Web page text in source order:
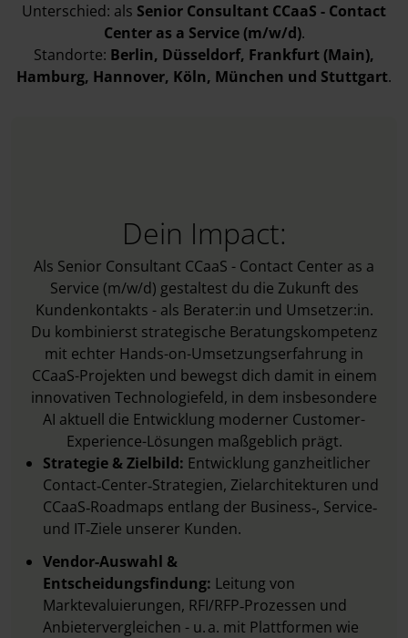
Unterschied: als Senior Consultant CCaaS - Contact
Center as a Service (m/w/d).
Standorte: Berlin, Düsseldorf, Frankfurt (Main),
Hamburg, Hannover, Köln, München und Stuttgart.
Dein Impact:
Als Senior Consultant CCaaS - Contact Center as a
Service (m/w/d) gestaltest du die Zukunft des
Kundenkontakts - als Berater:in und Umsetzer:in.
Du kombinierst strategische Beratungskompetenz
mit echter Hands-on-Umsetzungserfahrung in
CCaaS-Projekten und bewegst dich damit in einem
innovativen Technologiefeld, in dem insbesondere
AI aktuell die Entwicklung moderner Customer-
Experience-Lösungen maßgeblich prägt.
Strategie & Zielbild: Entwicklung ganzheitlicher
Contact‑Center‑Strategien, Zielarchitekturen und
CCaaS‑Roadmaps entlang der Business‑, Service‑
und IT‑Ziele unserer Kunden.
Vendor-Auswahl &
Entscheidungsfindung: Leitung von
Marktevaluierungen, RFI/RFP‑Prozessen und
Anbietervergleichen - u. a. mit Plattformen wie